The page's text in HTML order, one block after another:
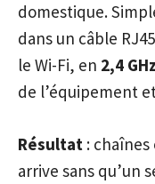
domestique.
dans un câble
le Wi-Fi, en 2,4 GHz
de l’équipement
Résultat :
arrive sans qu’un